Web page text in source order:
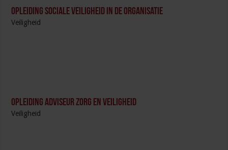
Opleiding Sociale Veiligheid in de Organisatie
Veiligheid
Opleiding Adviseur zorg en veiligheid
Veiligheid